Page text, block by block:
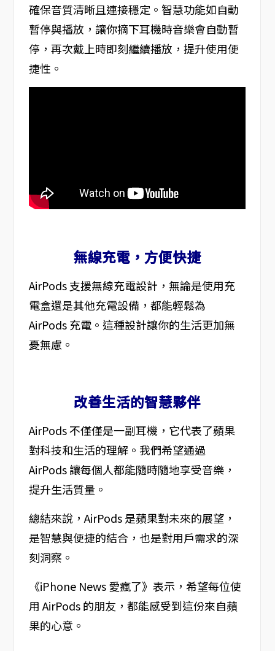
確保音質清晰且連接穩定。智慧功能如自動
暫停與播放，讓你摘下耳機時音樂會自動暫
停，再次戴上時即刻繼續播放，提升使用便
捷性。
無線充電，方便快捷
AirPods 支援無線充電設計，無論是使用充
電盒還是其他充電設備，都能輕鬆為
AirPods 充電。這種設計讓你的生活更加無
憂無慮。
改善生活的智慧夥伴
AirPods 不僅僅是一副耳機，它代表了蘋果
對科技和生活的理解。我們希望通過
AirPods 讓每個人都能隨時隨地享受音樂，
提升生活質量。
總結來說，AirPods 是蘋果對未來的展望，
是智慧與便捷的結合，也是對用戶需求的深
刻洞察。
《iPhone News 愛瘋了》表示，希望每位使
用 AirPods 的朋友，都能感受到這份來自蘋
果的心意。